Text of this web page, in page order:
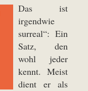
Das ist
irgendwie
surreal“: Ein
Satz, den
wohl jeder
kennt. Meist
dient er als